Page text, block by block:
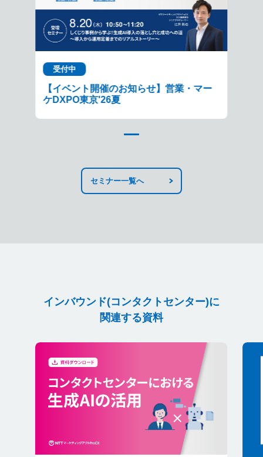
受付中
【イベント開催のお知らせ】営業・マー
ケDXPO東京'26夏
セミナー一覧へ
インバウンド(コンタクトセンター)に
関連する資料